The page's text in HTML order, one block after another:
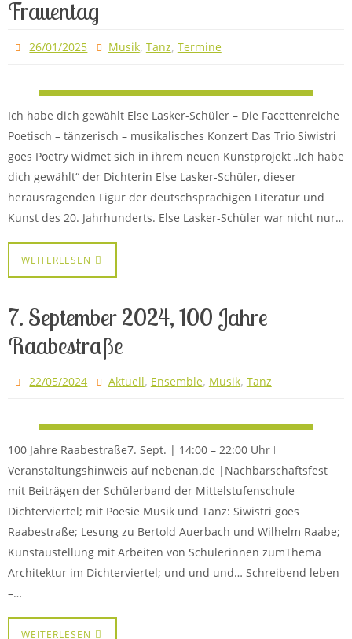
Frauentag
26/01/2025 Musik, Tanz, Termine
Ich habe dich gewählt Else Lasker-Schüler – Die Facettenreiche
Poetisch – tänzerisch – musikalisches Konzert Das Trio Siwistri
goes Poetry widmet sich in ihrem neuen Kunstprojekt „Ich habe
dich gewählt“ der Dichterin Else Lasker-Schüler, dieser
herausragenden Figur der deutschsprachigen Literatur und
Kunst des 20. Jahrhunderts. Else Lasker-Schüler war nicht nur…
WEITERLESEN
7. September 2024, 100 Jahre
Raabestraße
22/05/2024 Aktuell, Ensemble, Musik, Tanz
100 Jahre Raabestraße7. Sept. | 14:00 – 22:00 Uhr ǀ
Veranstaltungshinweis auf nebenan.de |Nachbarschaftsfest
mit Beiträgen der Schülerband der Mittelstufenschule
Dichterviertel; mit Poesie Musik und Tanz: Siwistri goes
Raabestraße; Lesung zu Bertold Auerbach und Wilhelm Raabe;
Kunstaustellung mit Arbeiten von Schülerinnen zumThema
Architektur im Dichterviertel; und und und… Schreibend leben
–…
WEITERLESEN